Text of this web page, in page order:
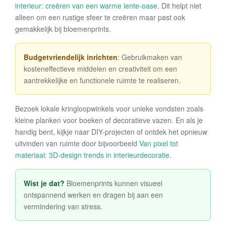
interieur: creëren van een warme lente-oase. Dit helpt niet
alleen om een rustige sfeer te creëren maar past ook
gemakkelijk bij bloemenprints.
Budgetvriendelijk inrichten: Gebruikmaken van
kosteneffectieve middelen en creativiteit om een
aantrekkelijke en functionele ruimte te realiseren.
Bezoek lokale kringloopwinkels voor unieke vondsten zoals
kleine planken voor boeken of decoratieve vazen. En als je
handig bent, kijkje naar DIY-projecten of ontdek het opnieuw
uitvinden van ruimte door bijvoorbeeld Van pixel tot
materiaal: 3D-design trends in interieurdecoratie.
Wist je dat? Bloemenprints kunnen visueel
ontspannend werken en dragen bij aan een
vermindering van stress.